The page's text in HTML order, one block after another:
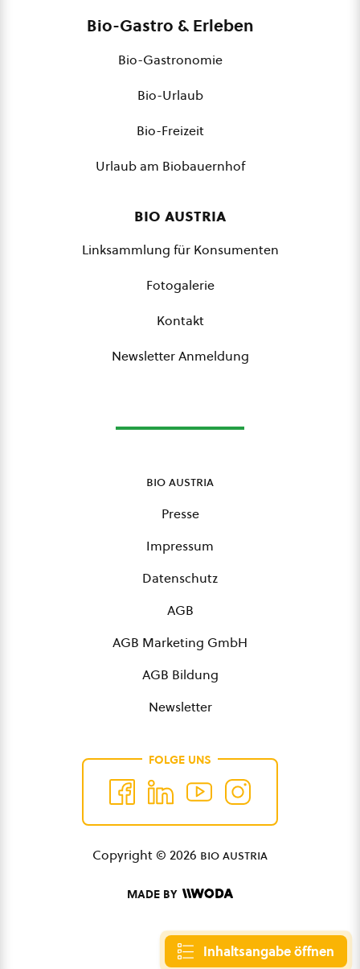
Inhaltsangabe öffnen
Bio-Gastro & Erleben
Bio-Gastronomie
Bio-Urlaub
Bio-Freizeit
Urlaub am Biobauernhof
bio austria
Linksammlung für Konsumenten
Fotogalerie
Kontakt
Newsletter Anmeldung
bio austria
Presse
Impressum
Datenschutz
AGB
AGB Marketing GmbH
AGB Bildung
Newsletter
FOLGE UNS
Copyright © 2026 bio austria
MADE BY